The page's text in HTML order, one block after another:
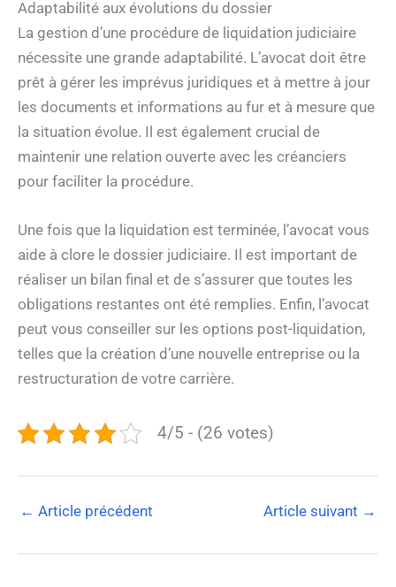
Adaptabilité aux évolutions du dossier
La gestion d’une procédure de liquidation judiciaire
nécessite une grande adaptabilité. L’avocat doit être
prêt à gérer les imprévus juridiques et à mettre à jour
les documents et informations au fur et à mesure que
la situation évolue. Il est également crucial de
maintenir une relation ouverte avec les créanciers
pour faciliter la procédure.
Une fois que la liquidation est terminée, l’avocat vous
aide à clore le dossier judiciaire. Il est important de
réaliser un bilan final et de s’assurer que toutes les
obligations restantes ont été remplies. Enfin, l’avocat
peut vous conseiller sur les options post-liquidation,
telles que la création d’une nouvelle entreprise ou la
restructuration de votre carrière.
4/5 - (26 votes)
← Article précédent Article suivant →